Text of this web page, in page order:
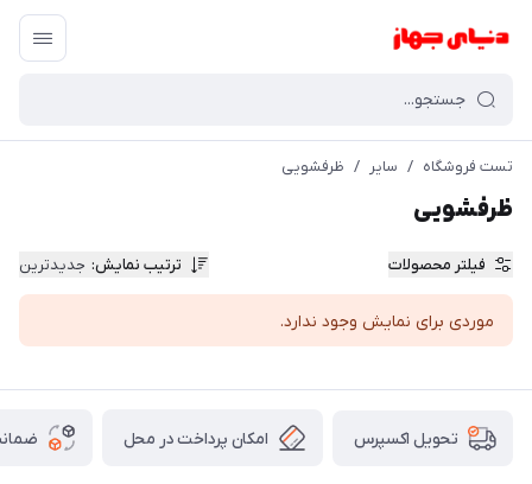
تست فروشگاه / سایر / ظرفشویی
ظرفشویی
فیلتر محصولات ترتیب نمایش: جدیدترین
موردی برای نمایش وجود ندارد.
تحویل اکسپرس امکان پرداخت در محل